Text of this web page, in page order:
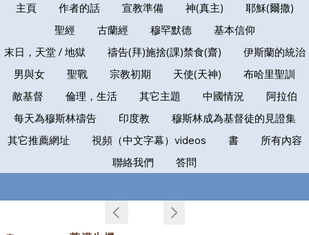
主頁 作者的話 宣教準備 神(真主)
耶穌(爾撒)
聖經
古蘭經 穆罕默德
基本信仰
末日，天堂 / 地獄
禱告(拜)施捨(課)禁食(齋)
伊斯蘭的統治
男與女
聖戰 宗教初期 天使(天神)
布哈里聖訓
敵基督
倫理，生活 其它主題 中國情況
阿拉伯
每天為穆斯林禱告
印度教
穆斯林成為基督徒的見證集
其它推薦網址
視頻（中文字幕）videos 書
所有內容
聯絡我們
答問